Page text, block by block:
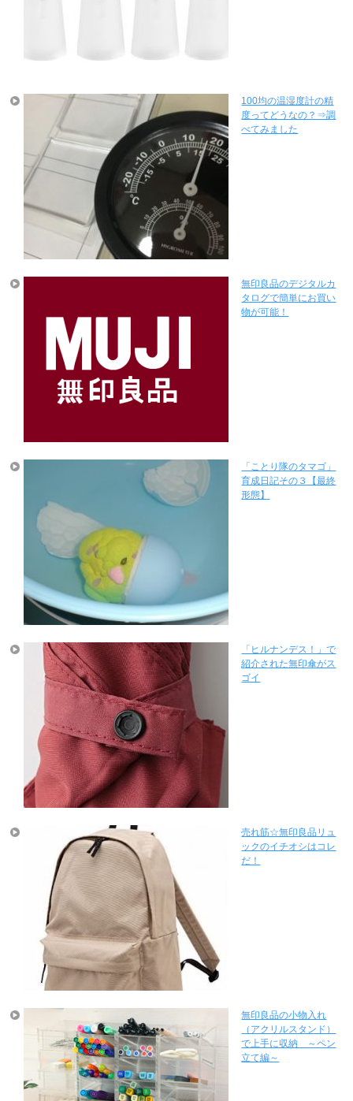
100均の温湿度計の精
度ってどうなの？⇒調
べてみました
無印良品のデジタルカ
タログで簡単にお買い
物が可能！
「ことり隊のタマゴ」
育成日記その３【最終
形態】
「ヒルナンデス！」で
紹介された無印傘がス
ゴイ
売れ筋☆無印良品リュ
ックのイチオシはコレ
だ！
無印良品の小物入れ
（アクリルスタンド）
で上手に収納 ～ペン
立て編～